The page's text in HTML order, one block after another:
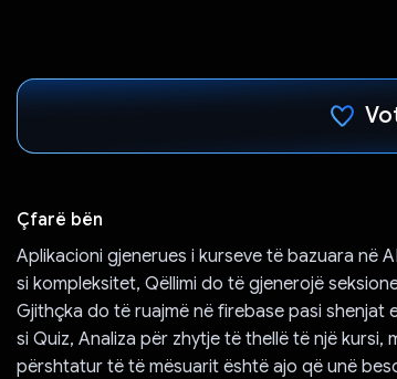
Çfarë bën
Aplikacioni gjenerues i kurseve të bazuara në
si kompleksitet, Qëllimi do të gjenerojë
Gjithçka do të ruajmë në firebase pasi shenjat
si Quiz, Analiza për zhytje të thellë të një
përshtatur të të mësuarit është ajo që unë